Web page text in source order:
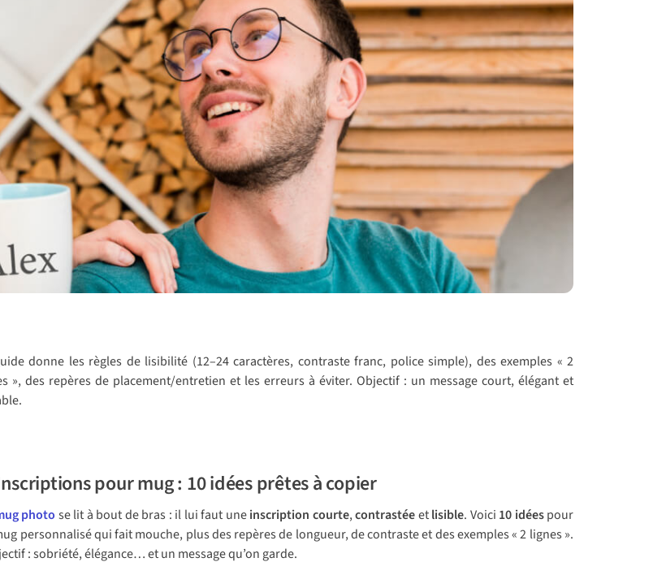
donne les règles de lisibilité (12–24 caractères, contraste franc, police simple), des exemples « 2
», des repères de placement/entretien et les erreurs à éviter. Objectif : un message court, élégant et
pour mug : 10 idées prêtes à copier
photo se lit à bout de bras : il lui faut uneinscription courte,contrastéeetlisible. Voici 10 idéespour
personnalisé qui fait mouche, plus des repères de longueur, de contraste et des exemples « 2 lignes ».
: sobriété, élégance… et un message qu’on garde.